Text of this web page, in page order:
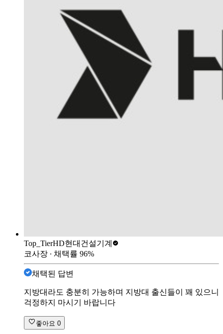
Top_TierHD현대건설기계
코사장 ∙ 채택률 96%
채택된 답변
지방대라도 충분히 가능하며 지방대 출신들이 꽤 있으니
걱정하지 마시기 바랍니다
좋아요 0